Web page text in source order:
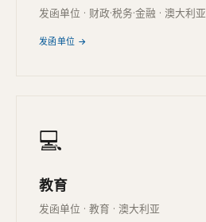
发函单位 · 财政·税务·金融 · 澳大利亚
发函单位 →
💻
教育
发函单位 · 教育 · 澳大利亚